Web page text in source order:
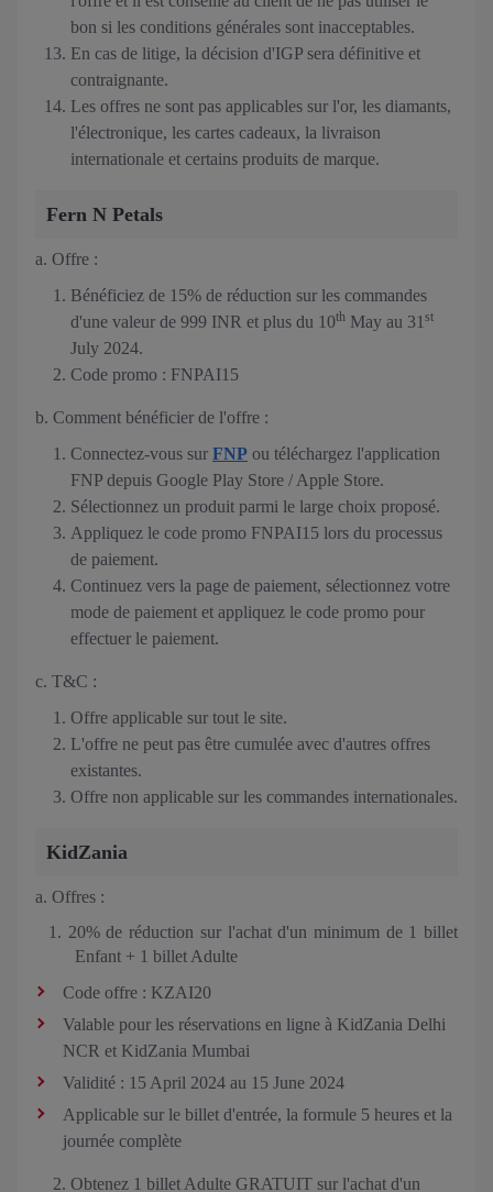
bon si les conditions générales sont inacceptables.
En cas de litige, la décision d'IGP sera définitive et
contraignante.
Les offres ne sont pas applicables sur l'or, les diamants,
l'électronique, les cartes cadeaux, la livraison
internationale et certains produits de marque.
Fern N Petals
a. Offre :
Bénéficiez de 15% de réduction sur les commandes
d'une valeur de 999 INR et plus du 10th May au 31 st
July 2024.
Code promo : FNPAI15
b. Comment bénéficier de l'offre :
Connectez-vous sur FNP ou téléchargez l'application
FNP depuis Google Play Store / Apple Store.
Sélectionnez un produit parmi le large choix proposé.
Appliquez le code promo FNPAI15 lors du processus
de paiement.
Continuez vers la page de paiement, sélectionnez votre
mode de paiement et appliquez le code promo pour
effectuer le paiement.
c. T&C :
Offre applicable sur tout le site.
L'offre ne peut pas être cumulée avec d'autres offres
existantes.
Offre non applicable sur les commandes internationales.
KidZania
a. Offres :
1. 20% de réduction sur l'achat d'un minimum de 1 billet
Enfant + 1 billet Adulte
Code offre : KZAI20
Valable pour les réservations en ligne à KidZania Delhi
NCR et KidZania Mumbai
Validité : 15 April 2024 au 15 June 2024
Applicable sur le billet d'entrée, la formule 5 heures et la
journée complète
2. Obtenez 1 billet Adulte GRATUIT sur l'achat d'un